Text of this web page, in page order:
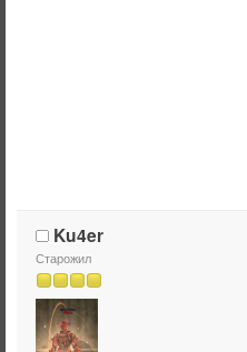
Ku4er
Старожил